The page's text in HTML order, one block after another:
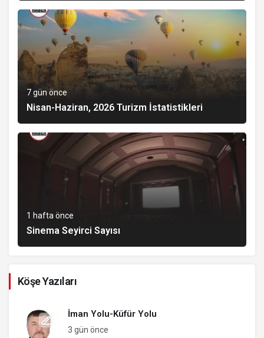
7 gün önce
Nisan-Haziran, 2026 Turizm İstatistikleri
1 hafta önce
Sinema Seyirci Sayısı
Köşe Yazıları
İman Yolu-Küfür Yolu
3 gün önce